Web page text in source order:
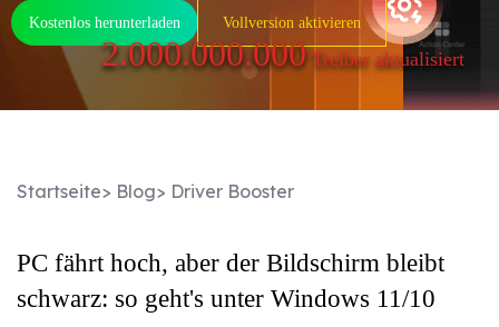
Presseraum
Support
Partner
2.000.000.000 Treiber aktualisiert
Kostenlos herunterladen Vollversion aktivieren
Startseite> Blog> Driver Booster
PC fährt hoch, aber der Bildschirm bleibt
schwarz: so geht's unter Windows 11/10